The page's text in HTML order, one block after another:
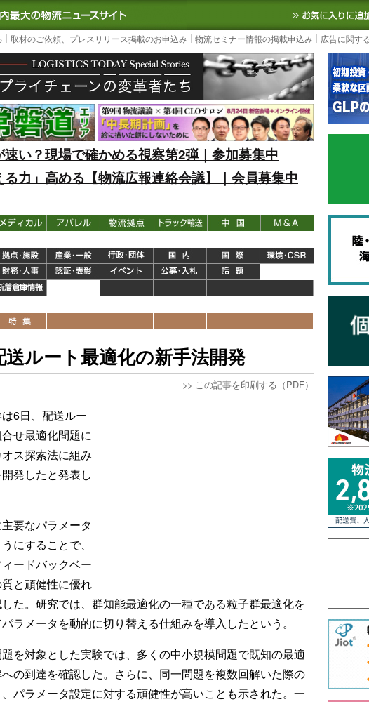
TODAY｜国内最大の物流ニュースサイト3PL, SCMなど国内外の最新の物
取材のご依頼、プレスリリース掲載のお申込み 物流セミナー情報の掲載申込み 広告に関す
い？現場で確かめる視察第2弾｜参加募集中
力」高める【物流広報連絡会議】｜会員募集中
ルート最適化の新手法開発
>> この記事を印刷する（PDF）
6日、配送ルー
せ最適化問題に
ス探索法に組み
発したと発表し
要なパラメータ
にすることで、
ードバックベー
と頑健性に優れ
た。研究では、群知能最適化の一種である粒子群最適化を
ラメータを動的に切り替える仕組みを導入したという。
を対象とした実験では、多くの中小規模問題で既知の最適
の到達を確認した。さらに、同一問題を複数回解いた際の
パラメータ設定に対する頑健性が高いことも示された。一